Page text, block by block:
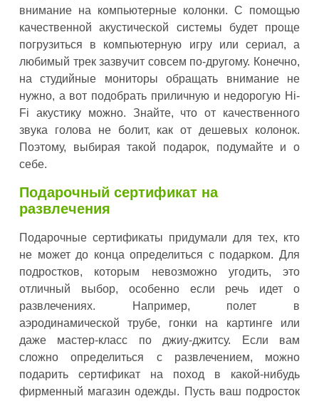
внимание на компьютерные колонки. С помощью
качественной акустической системы будет проще
погрузиться в компьютерную игру или сериал, а
любимый трек зазвучит совсем по-другому. Конечно,
на студийные мониторы обращать внимание не
нужно, а вот подобрать приличную и недорогую Hi-
Fi акустику можно. Знайте, что от качественного
звука голова не болит, как от дешевых колонок.
Поэтому, выбирая такой подарок, подумайте и о
себе.
Подарочный сертификат на
развлечения
Подарочные сертификаты придумали для тех, кто
не может до конца определиться с подарком. Для
подростков, которым невозможно угодить, это
отличный выбор, особенно если речь идет о
развлечениях. Например, полет в
аэродинамической трубе, гонки на картинге или
даже мастер-класс по джиу-джитсу. Если вам
сложно определиться с развлечением, можно
подарить сертификат на поход в какой-нибудь
фирменный магазин одежды. Пусть ваш подросток